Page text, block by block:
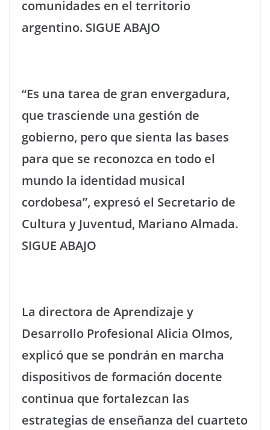
comunidades en el territorio
argentino. SIGUE ABAJO
“Es una tarea de gran envergadura,
que trasciende una gestión de
gobierno, pero que sienta las bases
para que se reconozca en todo el
mundo la identidad musical
cordobesa”, expresó el Secretario de
Cultura y Juventud, Mariano Almada.
SIGUE ABAJO
La directora de Aprendizaje y
Desarrollo Profesional Alicia Olmos,
explicó que se pondrán en marcha
dispositivos de formación docente
continua que fortalezcan las
estrategias de enseñanza del cuarteto